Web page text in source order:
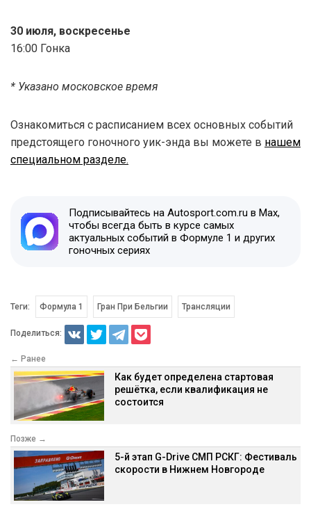
30 июля, воскресенье
16:00 Гонка
* Указано московское время
Ознакомиться с расписанием всех основных событий
предстоящего гоночного уик-энда вы можете в нашем
специальном разделе.
Подписывайтесь на Autosport.com.ru в Max,
чтобы всегда быть в курсе самых
актуальных событий в Формуле 1 и других
гоночных сериях
Теги: Формула 1 Гран При Бельгии Трансляции
Поделиться:
← Ранее
Как будет определена стартовая
решётка, если квалификация не
состоится
Позже →
5-й этап G-Drive СМП РСКГ: Фестиваль
скорости в Нижнем Новгороде